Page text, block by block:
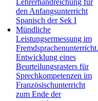
den Anfangsunterricht
Spanisch der Sek I
Mündliche
Leistungsermessung im
Fremdsprachenunterricht.
Entwicklung eines
Beurteilungsrasters für
Sprechkompetenzen im
Französischunterricht
zum Ende der